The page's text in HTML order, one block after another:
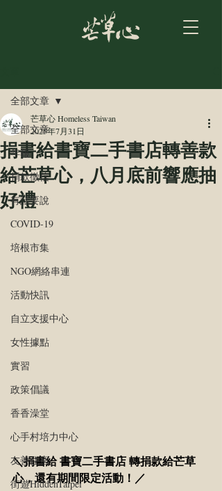
全部文章
年報
捐款徵信
有話要說
COVID-19
培根市集
NGO網絡串連
活動快訊
自立支援中心
女性據點
實習
政策倡議
香香澡堂
心手村培力中心
友善住宿
街遊HiddenTaipei
全部文章
捐書給書寶二手書店轉善款
給芒草心，八月底前響應抽
好禮
芒草心 Homeless Taiwan
2025年7月31日
＼捐書給 書寶二手書店 轉捐款給芒草
心，還有期間限定活動！／